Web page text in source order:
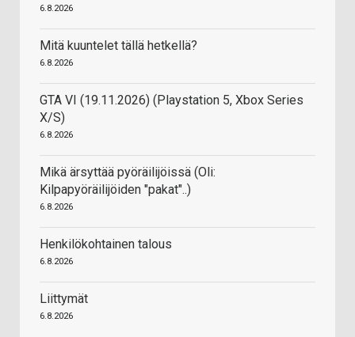
6.8.2026
Mitä kuuntelet tällä hetkellä?
6.8.2026
GTA VI (19.11.2026) (Playstation 5, Xbox Series
X/S)
6.8.2026
Mikä ärsyttää pyöräilijöissä (Oli:
Kilpapyöräilijöiden "pakat"..)
6.8.2026
Henkilökohtainen talous
6.8.2026
Liittymät
6.8.2026